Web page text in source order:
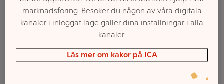
Halstablett Blue
Sortimentet kan variera mellan butikerna
marknadsföring. Besöker du någon av våra digitala
kanaler i inloggat läge gäller dina inställningar i alla
kanaler.
Läs mer om kakor på ICA